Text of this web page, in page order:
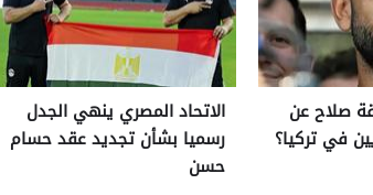
صلاح عن
في تركيا؟
الاتحاد المصري ينهي الجدل
رسميا بشأن تجديد عقد حسام
حسن